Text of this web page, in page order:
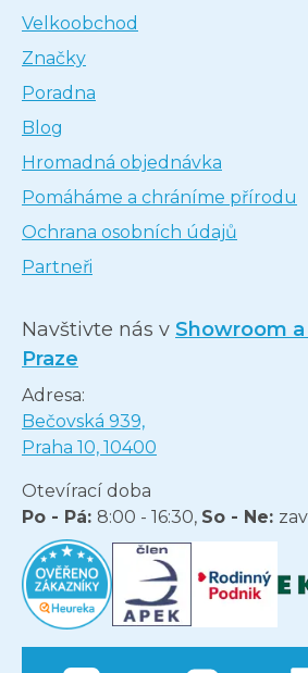
Velkoobchod
Značky
Poradna
Blog
Hromadná objednávka
Pomáháme a chráníme přírodu
Ochrana osobních údajů
Partneři
Navštivte nás v Showroom
Praze
Adresa:
Bečovská 939,
Praha 10, 10400
Otevírací doba
Po - Pá: 8:00 - 16:30, So - Ne: